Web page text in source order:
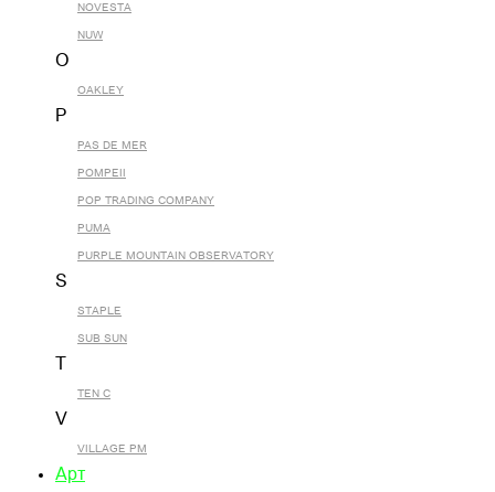
NOVESTA
NUW
O
OAKLEY
P
PAS DE MER
POMPEII
POP TRADING COMPANY
PUMA
PURPLE MOUNTAIN OBSERVATORY
S
STAPLE
SUB SUN
TEN C
V
VILLAGE PM
Арт